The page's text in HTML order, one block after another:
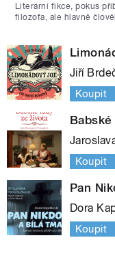
Literární fikce, pokus
filozofa, ale hlavně
Jiří
Koupit
Koupit
Pan
Dora
Koupit